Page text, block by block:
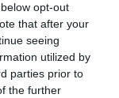
opt-out
that after your
seeing
utilized by
parties prior to
the further
0 PLN
0 PLN
(gotówka):